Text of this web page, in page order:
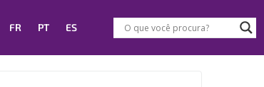
FR PT ES